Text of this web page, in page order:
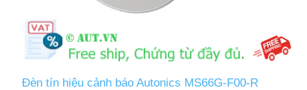
Đèn tín hiệu cảnh báo Autonics MS66G-F00-R